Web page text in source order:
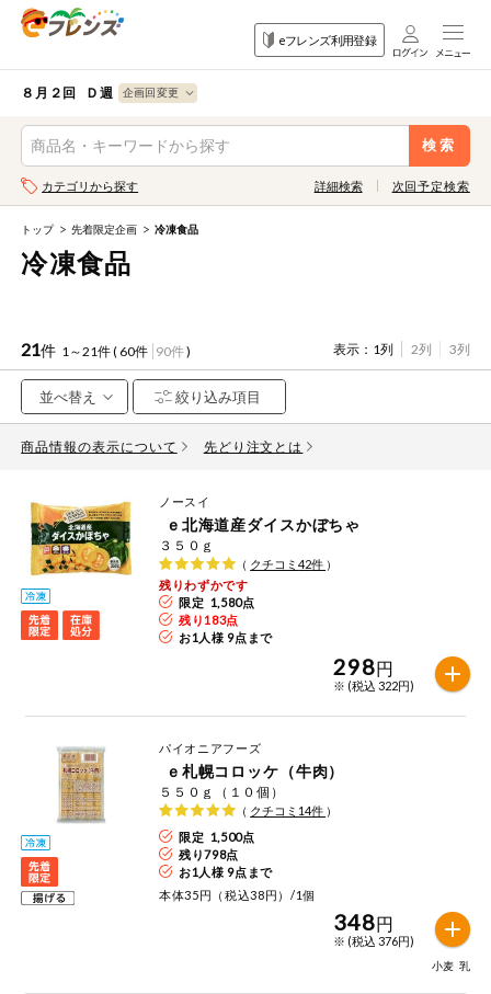
eフレンズ利用登録
ログイン
生協加入はこちら
先着限定
注文番号注文
お気に入り注文
注文履歴注文
WEBカタログ
人気カテゴリ
食品から探す
家庭用品から探す
８月２回 Ｄ週
検索
食品
から探す
目的
から探す
果物
野菜
肉・ハム・ソ
ーセージ
魚介・加工品
卵・牛乳・乳
製品
パン・ジャム
豆腐・納豆・
こんにゃく
冷凍食品
など
麺類
乾物・粉類
レトルト・缶
詰・瓶詰
果物すべて
カテゴリから探す 詳細検索
検索条件を指定してください。全項目に条件を指定しなくて
も検索できます。
キーワード
キーワードをすべて含む
メーカー名
特価情報
特定原材料と特定原材料に準ずるものが含まれていない商品
を検索できます。
特定原材料
小麦 そば 卵
くるみ
次回予定検索
トップ 先着限定企画 冷凍食品
冷凍食品
21件 1～21件 ( 60件 90件) 表示： 1列 2列 3列
商品情報の表示について 先どり注文とは
ノースイ
ｅ北海道産ダイスかぼちゃ
３５０ｇ
（ クチコミ42件 ）
残りわずかです
限定 1,580点
残り183点
お1人様 9点まで
298円
※ (税込 322円)
パイオニアフーズ
ｅ札幌コロッケ（牛肉）
５５０ｇ（１０個）
（ クチコミ 14件 ）
限定 1,500点
残り798点
お1人様 9点まで
本体35円（税込38円）/1個
348円
※ (税込 376円)
小麦 乳